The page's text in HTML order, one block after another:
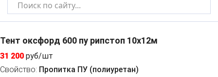
Тент оксфорд 600 пу рипстоп 10х12м
31 200 руб/шт
Свойство: Пропитка ПУ (полиуретан)